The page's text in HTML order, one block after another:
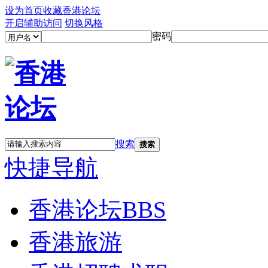
设为首页收藏香港论坛
开启辅助访问 切换风格
密码
搜索 搜索
快捷导航
香港论坛BBS
香港旅游